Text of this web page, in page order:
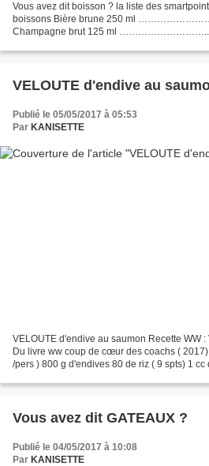
Vous avez dit boisson ? la liste des smartpoints Weight Watchers des
boissons Bière brune 250 ml
Champagne brut 125 ml ……………………….. 3
………………………………… 3 💚💙💜 Cidre
VELOUTE d'endive au
Publié le 05/05/2017 à 05:53
Par KANISETTE
VELOUTE d'endive au saumon Recette WW
Du livre ww coup de cœur des coachs (
/pers ) 800 g d'endives 80 de riz ( 9 spts) 1 cc
Vous avez dit GATEAUX ?
Publié le 04/05/2017 à 10:08
Par KANISETTE